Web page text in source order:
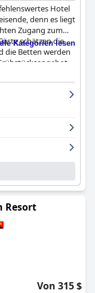
Hotel
denn es liegt
Zugang zum
schätzen die
die Betten werden
Speisen und
komfortabel,
Dekor und
Hotel
sorgt dafür, dass
sich
die Gäste
& Suites ist ein
und
sich oft dafür,
Kategorien lesen
Resort
Von 315 $